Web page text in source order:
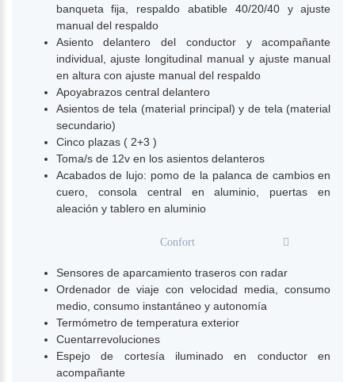
banqueta fija, respaldo abatible 40/20/40 y ajuste
manual del respaldo
Asiento delantero del conductor y acompañante
individual, ajuste longitudinal manual y ajuste manual
en altura con ajuste manual del respaldo
Apoyabrazos central delantero
Asientos de tela (material principal) y de tela (material
secundario)
Cinco plazas ( 2+3 )
Toma/s de 12v en los asientos delanteros
Acabados de lujo: pomo de la palanca de cambios en
cuero, consola central en aluminio, puertas en
aleación y tablero en aluminio
Confort
Sensores de aparcamiento traseros con radar
Ordenador de viaje con velocidad media, consumo
medio, consumo instantáneo y autonomía
Termómetro de temperatura exterior
Cuentarrevoluciones
Espejo de cortesía iluminado en conductor en
acompañante